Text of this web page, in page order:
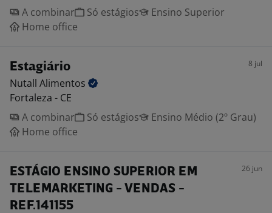
A combinar
Só estágios
Ensino Superior
Home office
Estagiário 8 jul
Nutall Alimentos
Fortaleza - CE
A combinar
Só estágios
Ensino Médio (2º Grau)
Home office
ESTÁGIO ENSINO SUPERIOR EM
TELEMARKETING - VENDAS -
REF.141155
26 jun